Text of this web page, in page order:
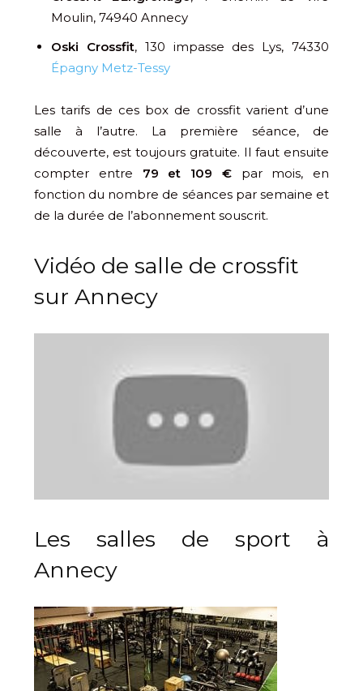
Moulin, 74940 Annecy
Oski Crossfit, 130 impasse des Lys, 74330
Épagny Metz-Tessy
Les tarifs de ces box de crossfit varient d’une
salle à l’autre. La première séance, de
découverte, est toujours gratuite. Il faut ensuite
compter entre 79 et 109 €par mois, en
fonction du nombre de séances par semaine et
de la durée de l’abonnement souscrit.
Vidéo de salle de crossfit
sur Annecy
Les salles de sport à
Annecy